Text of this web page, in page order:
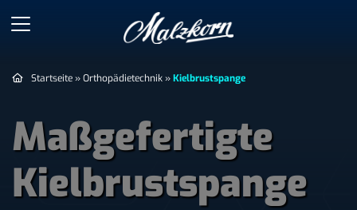
Startseite»Orthopädietechnik»Kielbrustspange
Maßgefertigte
Kielbrustspange